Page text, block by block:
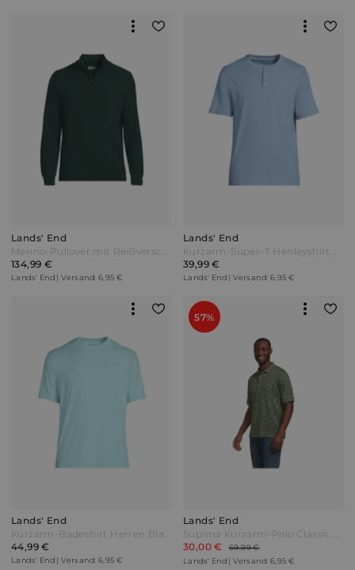
Lands' End
Merino-Pullover mit Reißverschluss Herren Grün by Lands' End
134,99 €
Lands' End | Versand: 6,95 €
Lands' End
Kurzarm-Super-T Henleyshirt Herren Blau by Lands' End
39,99 €
Lands' End | Versand: 6,95 €
Lands' End
Kurzarm-Badeshirt Herren Blau by Lands' End
44,99 €
Lands' End | Versand: 6,95 €
57%
Lands' End
Supima Kurzarm-Polo Classic Fit Herren Grün by Lands' End
30,00 €
69,99 €
Lands' End | Versand: 6,95 €